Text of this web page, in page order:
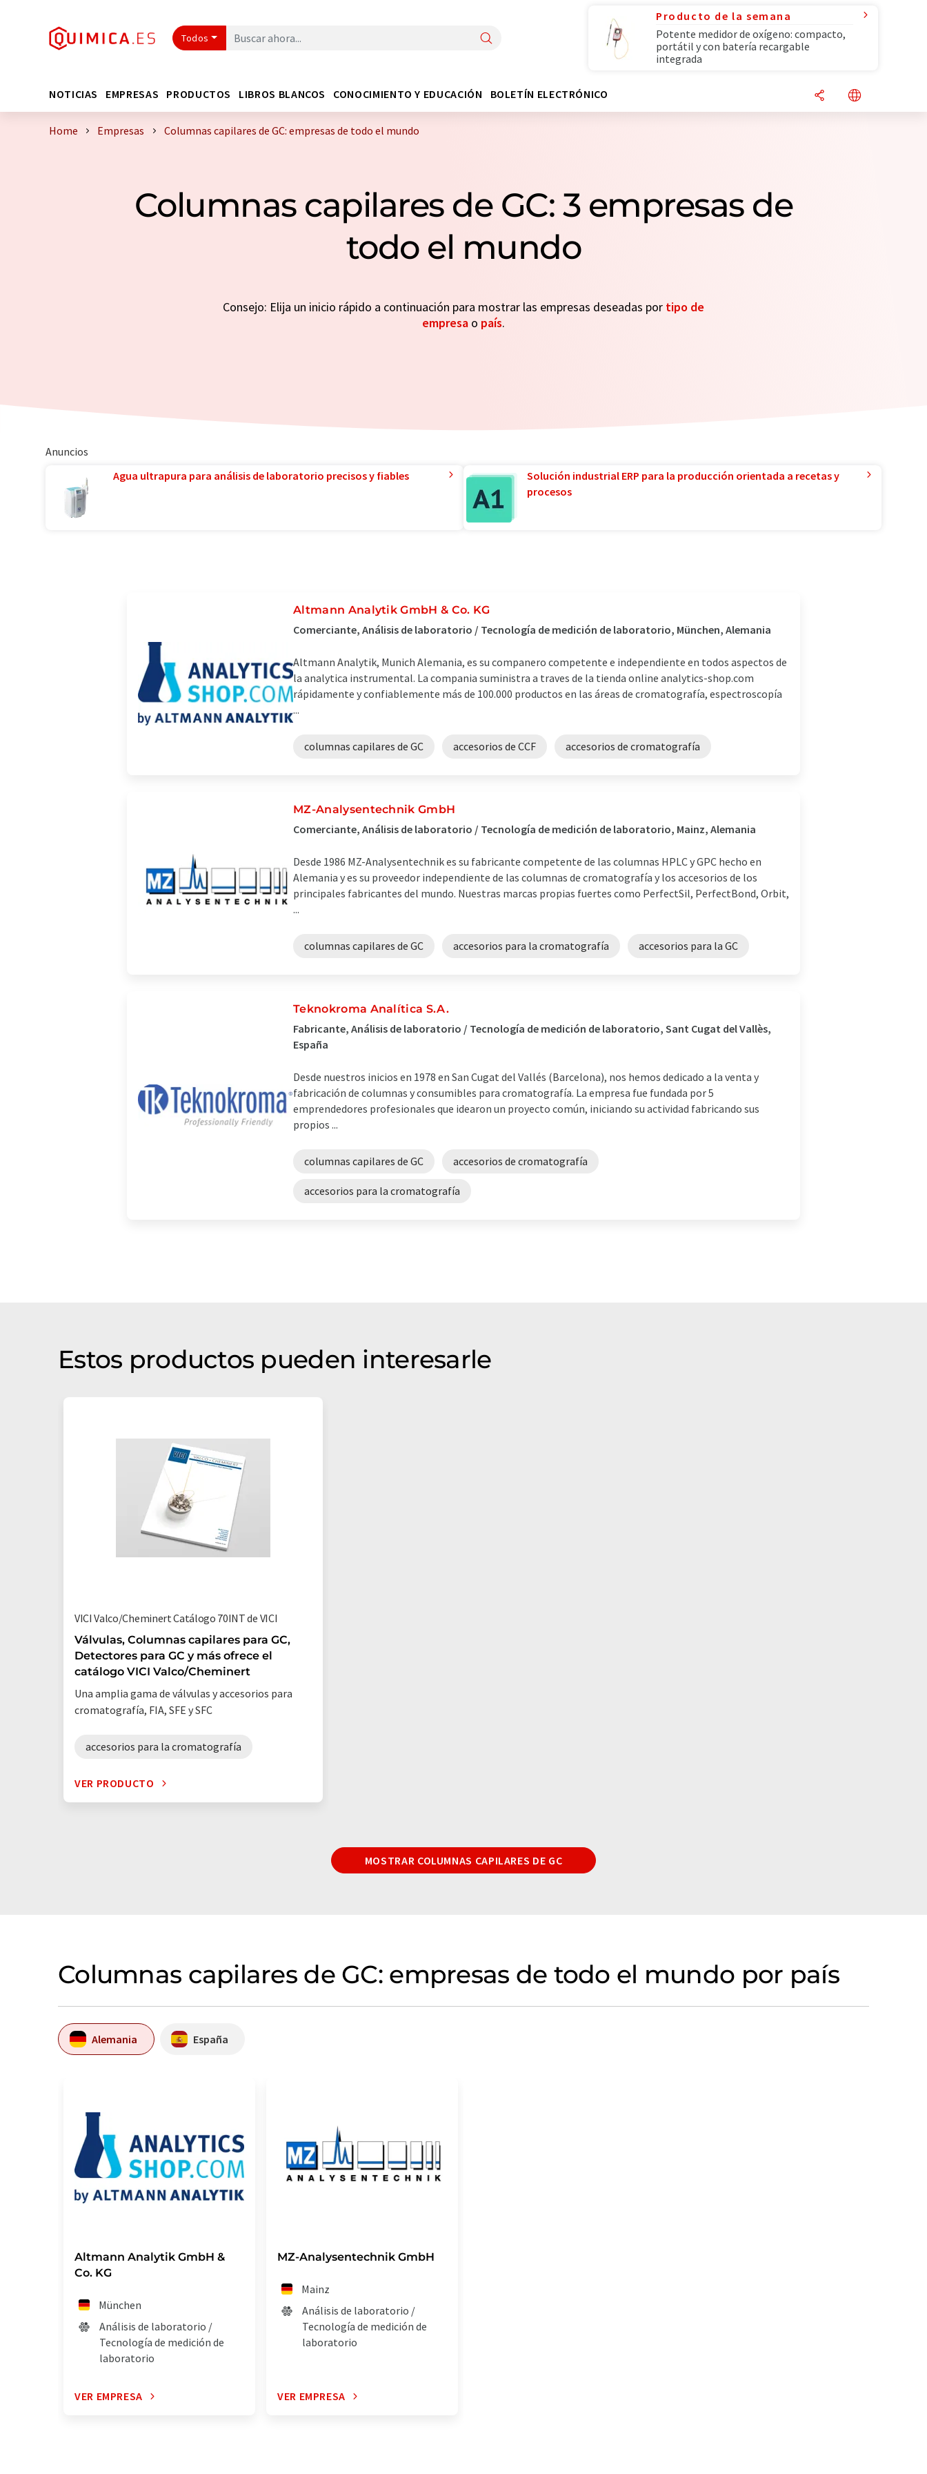
Todos
Producto de la semana
Potente medidor de oxígeno: compacto,
portátil y con batería recargable
integrada
NOTICIAS EMPRESAS PRODUCTOS LIBROS BLANCOS CONOCIMIENTO Y EDUCACIÓN BOLETÍN ELECTRÓNICO
Home Empresas Columnas capilares de GC: empresas de todo el mundo
Columnas capilares de GC: 3 empresas de
todo el mundo
Consejo: Elija un inicio rápido a continuación para mostrar las empresas deseadas por tipo de
empresa o país.
Anuncios
Agua ultrapura para análisis de laboratorio precisos y fiables
Solución industrial ERP para la producción orientada a recetas y
procesos
Altmann Analytik GmbH & Co. KG
Comerciante, Análisis de laboratorio / Tecnología de medición de laboratorio, München, Alemania
Altmann Analytik, Munich Alemania, es su companero competente e independiente en todos aspectos de
la analytica instrumental. La compania suministra a traves de la tienda online analytics-shop.com
rápidamente y confiablemente más de 100.000 productos en las áreas de cromatografía, espectroscopía
...
columnas capilares de GC accesorios de CCF accesorios de cromatografía
MZ-Analysentechnik GmbH
Comerciante, Análisis de laboratorio / Tecnología de medición de laboratorio, Mainz, Alemania
Desde 1986 MZ-Analysentechnik es su fabricante competente de las columnas HPLC y GPC hecho en
Alemania y es su proveedor independiente de las columnas de cromatografía y los accesorios de los
principales fabricantes del mundo. Nuestras marcas propias fuertes como PerfectSil, PerfectBond, Orbit,
...
columnas capilares de GC accesorios para la cromatografía accesorios para la GC
Teknokroma Analítica S.A.
Fabricante, Análisis de laboratorio / Tecnología de medición de laboratorio, Sant Cugat del Vallès,
España
Desde nuestros inicios en 1978 en San Cugat del Vallés (Barcelona), nos hemos dedicado a la venta y
fabricación de columnas y consumibles para cromatografía. La empresa fue fundada por 5
emprendedores profesionales que idearon un proyecto común, iniciando su actividad fabricando sus
propios ...
columnas capilares de GC accesorios de cromatografía
accesorios para la cromatografía
Estos productos pueden interesarle
VICI Valco/Cheminert Catálogo 70INT de VICI
Válvulas, Columnas capilares para GC,
Detectores para GC y más ofrece el
catálogo VICI Valco/Cheminert
Una amplia gama de válvulas y accesorios para
cromatografía, FIA, SFE y SFC
accesorios para la cromatografía
VER PRODUCTO
MOSTRAR COLUMNAS CAPILARES DE GC
Columnas capilares de GC: empresas de todo el mundo por país
Alemania España
Altmann Analytik GmbH &
Co. KG
München
Análisis de laboratorio /
Tecnología de medición de
laboratorio
VER EMPRESA
MZ-Analysentechnik GmbH
Mainz
Análisis de laboratorio /
Tecnología de medición de
laboratorio
VER EMPRESA